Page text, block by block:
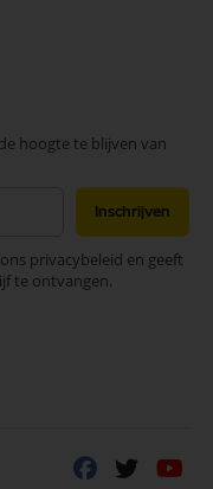
hoogte te blijven van
Inschrijven
privacybeleid en geeft
te ontvangen.